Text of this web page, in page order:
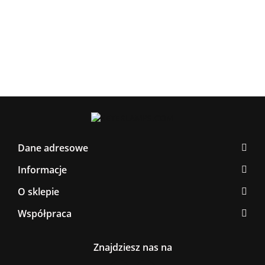
Dane adresowe
Informacje
O sklepie
Współpraca
Znajdziesz nas na